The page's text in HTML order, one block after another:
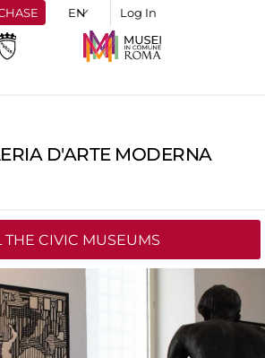
Log In
D'ARTE MODERNA
THE CIVIC MUSEUMS